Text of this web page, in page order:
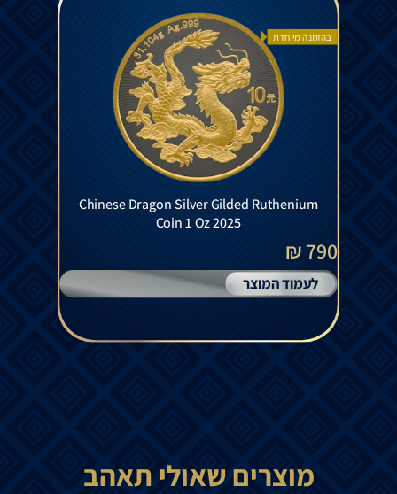
בהזמנה מיוחדת
Chinese Dragon Silver Gilded Ruthenium
Coin 1 Oz 2025
790 ₪
לעמוד המוצר
מוצרים שאולי תאהב